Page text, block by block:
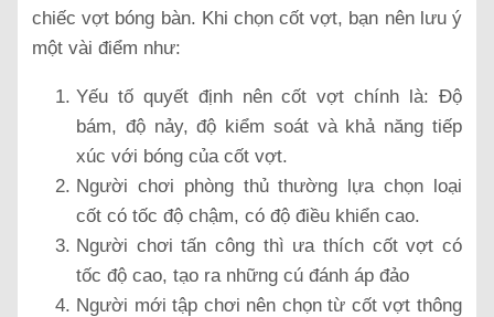
chiếc vợt bóng bàn. Khi chọn cốt vợt, bạn nên lưu ý
một vài điểm như:
Yếu tố quyết định nên cốt vợt chính là: Độ
bám, độ nảy, độ kiểm soát và khả năng tiếp
xúc với bóng của cốt vợt.
Người chơi phòng thủ thường lựa chọn loại
cốt có tốc độ chậm, có độ điều khiển cao.
Người chơi tấn công thì ưa thích cốt vợt có
tốc độ cao, tạo ra những cú đánh áp đảo
Người mới tập chơi nên chọn từ cốt vợt thông